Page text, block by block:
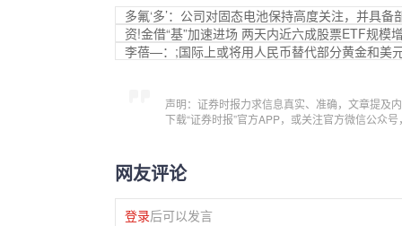
多氟‘多’：公司对固态电池保持高度关注，并具
资!金借“基”加速进场 两天内近六成股票ETF规模
李蓓—：;国际上或将用人民币替代部分黄金和美
声明：证券时报力求信息真实、准确，文章提及
下载“证券时报”官方APP，或关注官方微信公众
网友评论
登录后可以发言